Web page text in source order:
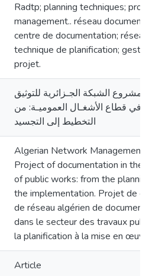
Radtp; planning techniques;
management.. réseau
centre de documentation;
technique de planification;
projet.
مشروع الشبكة الجـزائرية للتوثيق
في قطاع الأشغـال العموميـة: من
التخطيط إلى التجسيد
Algerian Network Management
Project of documentation in the
of public works: from the
the implementation. Projet de
de réseau algérien de
dans le secteur des travaux
la planification à la mise en
Article